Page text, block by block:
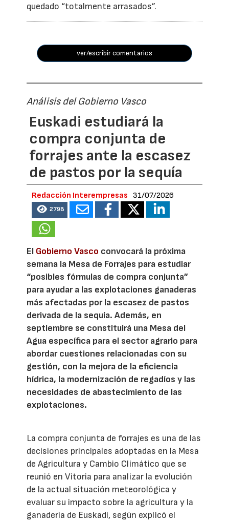
quedado “totalmente arrasados”.
ver/escribir comentarios
Análisis del Gobierno Vasco
Euskadi estudiará la
compra conjunta de
forrajes ante la escasez
de pastos por la sequía
Redacción Interempresas 31/07/2026
2798
El Gobierno Vasco convocará la próxima
semana la Mesa de Forrajes para estudiar
“posibles fórmulas de compra conjunta”
para ayudar a las explotaciones ganaderas
más afectadas por la escasez de pastos
derivada de la sequía. Además, en
septiembre se constituirá una Mesa del
Agua específica para el sector agrario para
abordar cuestiones relacionadas con su
gestión, con la mejora de la eficiencia
hídrica, la modernización de regadíos y las
necesidades de abastecimiento de las
explotaciones.
La compra conjunta de forrajes es una de las
decisiones principales adoptadas en la Mesa
de Agricultura y Cambio Climático que se
reunió en Vitoria para analizar la evolución
de la actual situación meteorológica y
evaluar su impacto sobre la agricultura y la
ganadería de Euskadi, según explicó el